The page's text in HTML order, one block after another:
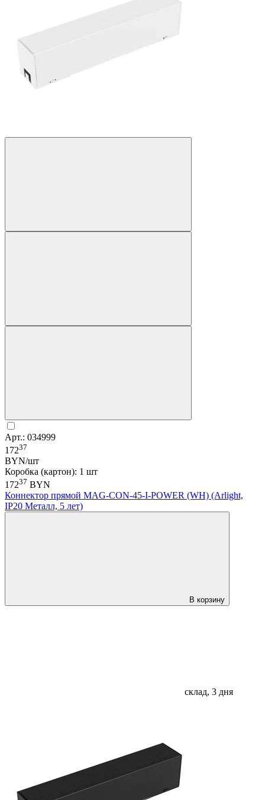
Арт.: 034999
17237
BYN/шт
Коробка (картон): 1 шт
17237 BYN
Коннектор прямой MAG-CON-45-I-POWER (WH) (Arlight,
IP20 Металл, 5 лет)
В корзину
склад, 3 дня